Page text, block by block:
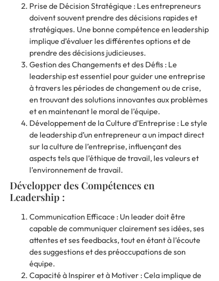
Prise de Décision Stratégique : Les entrepreneurs
doivent souvent prendre des décisions rapides et
stratégiques. Une bonne compétence en leadership
implique d’évaluer les différentes options et de
prendre des décisions judicieuses.
Gestion des Changements et des Défis : Le
leadership est essentiel pour guider une entreprise
à travers les périodes de changement ou de crise,
en trouvant des solutions innovantes aux problèmes
et en maintenant le moral de l’équipe.
Développement de la Culture d’Entreprise : Le style
de leadership d’un entrepreneur a un impact direct
sur la culture de l’entreprise, influençant des
aspects tels que l’éthique de travail, les valeurs et
l’environnement de travail.
Développer des Compétences en
Leadership :
Communication Efficace : Un leader doit être
capable de communiquer clairement ses idées, ses
attentes et ses feedbacks, tout en étant à l’écoute
des suggestions et des préoccupations de son
équipe.
Capacité à Inspirer et à Motiver : Cela implique de